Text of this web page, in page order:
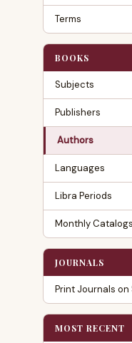
Terms
BOOKS
Subjects
Publishers
Authors
Languages
Libra Periods
Monthly Catalogs
JOURNALS
Print Journals on
MOST RECENT